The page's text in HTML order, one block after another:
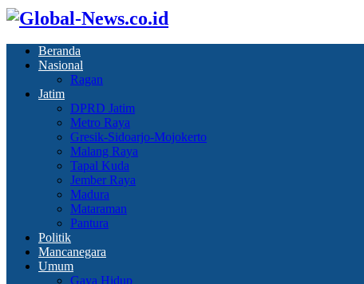
Beranda
Nasional
Ragan
Jatim
DPRD Jatim
Metro Raya
Gresik-Sidoarjo-Mojokerto
Malang Raya
Tapal Kuda
Jember Raya
Madura
Mataraman
Pantura
Politik
Mancanegara
Umum
Gaya Hidup